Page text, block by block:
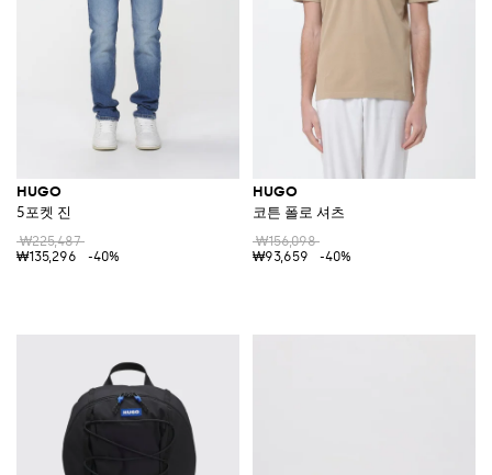
HUGO
5포켓 진
₩225,487
₩135,296
-40%
HUGO
코튼 폴로 셔츠
₩156,098
₩93,659
-40%